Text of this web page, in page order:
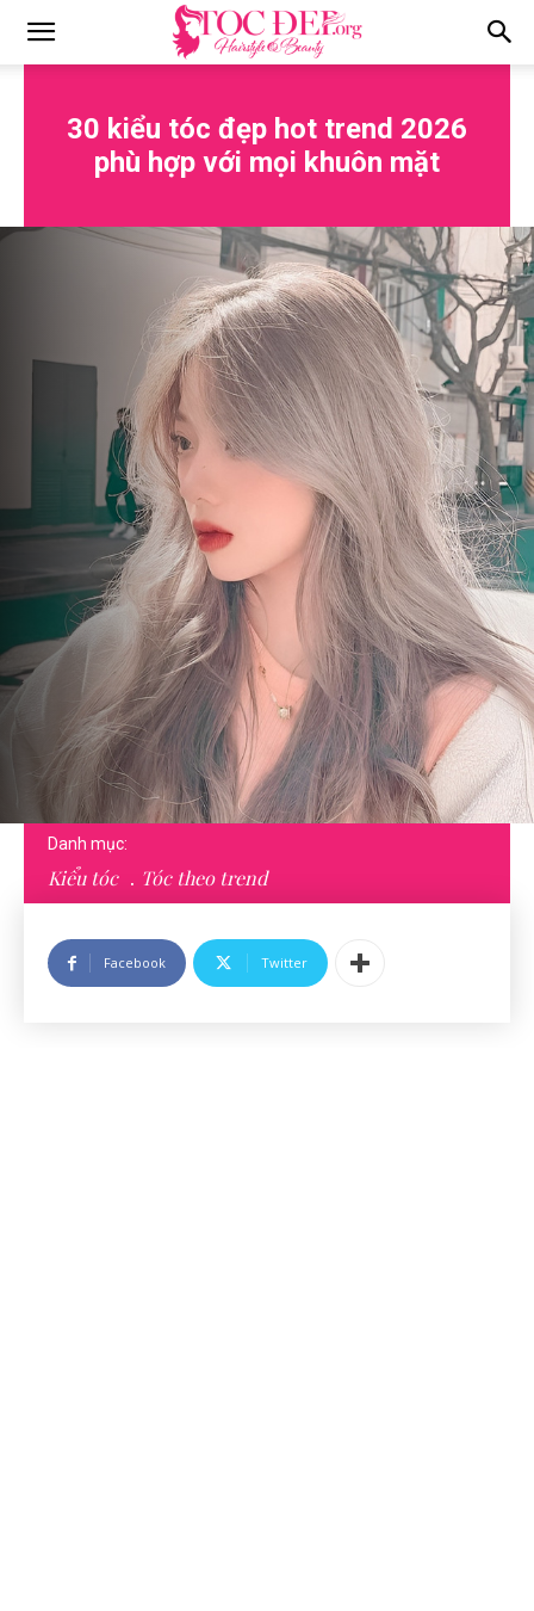
30 kiểu tóc đẹp hot trend 2026
phù hợp với mọi khuôn mặt
Danh mục:
Kiểu tóc Tóc theo trend
Facebook Twitter